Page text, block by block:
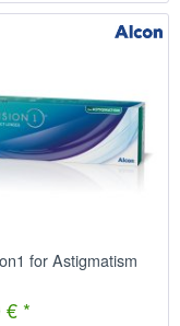
for Astigmatism
€ *